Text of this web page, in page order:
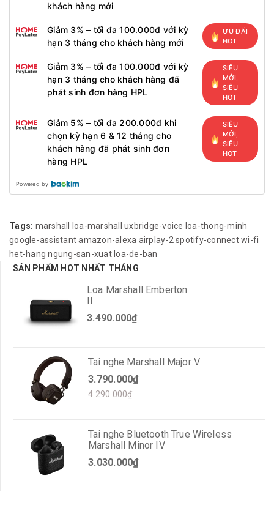
khách hàng mới
Giảm 3% – tối đa 100.000đ với kỳ
hạn 3 tháng cho khách hàng mới
ƯU ĐÃI
HOT
Giảm 3% – tối đa 100.000đ với kỳ
hạn 3 tháng cho khách hàng đã
phát sinh đơn hàng HPL
SIÊU
MỚI,
SIÊU
HOT
Giảm 5% – tối đa 200.000đ khi
chọn kỳ hạn 6 & 12 tháng cho
khách hàng đã phát sinh đơn
hàng HPL
SIÊU
MỚI,
SIÊU
HOT
Powered by
Tags: marshall loa-marshall uxbridge-voice loa-thong-minh
google-assistant amazon-alexa airplay-2 spotify-connect wi-fi
het-hang ngung-san-xuat loa-de-ban
SẢN PHẨM HOT NHẤT THÁNG
Loa Marshall Emberton
II
3.490.000₫
Tai nghe Marshall Major V
3.790.000₫
4.290.000₫
Tai nghe Bluetooth True Wireless
Marshall Minor IV
3.030.000₫